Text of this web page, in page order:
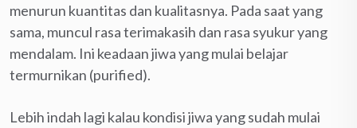
menurun kuantitas dan kualitasnya. Pada saat yang
sama, muncul rasa terimakasih dan rasa syukur yang
mendalam. Ini keadaan jiwa yang mulai belajar
termurnikan (purified).
Lebih indah lagi kalau kondisi jiwa yang sudah mulai